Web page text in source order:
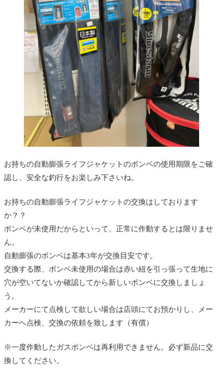
お持ちの自動膨張ライフジャケットのボンベの使用期限をご確
認し、安全な釣行をお楽しみ下さいね。
お持ちの自動膨張ライフジャケットの交換はしております
か？？
ボンベが未使用だからといって、正常に作動するとは限りませ
ん。
自動膨張のボンベは基本3年が交換目安です。
交換する際、ボンベ未使用の場合は赤い紐を引っ張って生地に
穴が空いてないか確認してから新しいボンベに交換しましょ
う。
メーカーにて点検して欲しい場合は店頭にてお預かりし、メー
カーへ点検、交換の依頼を致します（有償）
※一度作動したガスボンベは再利用できません。必ず新品に交
換してください。